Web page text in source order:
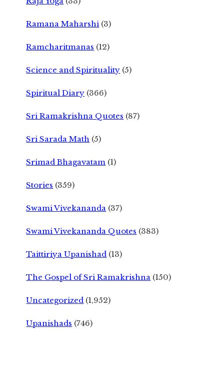
Ramana Maharshi (3)
Ramcharitmanas (12)
Science and Spirituality (5)
Spiritual Diary (366)
Sri Ramakrishna Quotes (87)
Sri Sarada Math (5)
Srimad Bhagavatam (1)
Stories (359)
Swami Vivekananda (37)
Swami Vivekananda Quotes (383)
Taittiriya Upanishad (13)
The Gospel of Sri Ramakrishna (150)
Uncategorized (1,952)
Upanishads (746)